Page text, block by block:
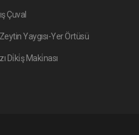
Çuval
Yaygısı-Yer Örtüsü
Di̇ki̇ş Maki̇nası